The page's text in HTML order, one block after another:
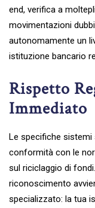
end, verifica a
movimentazioni
autonomamente un
istituzione bancario
Rispetto
Immediato
Le specifiche
conformità con le
sul riciclaggio di
riconoscimento
specializzato: la tua